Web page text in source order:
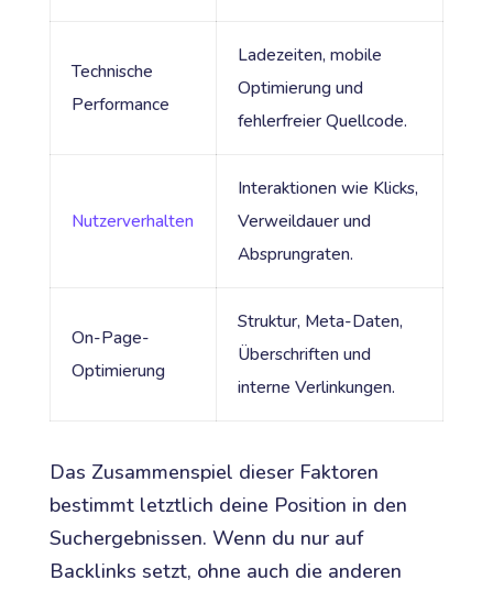
Technische
Performance
Ladezeiten, mobile
Optimierung und
fehlerfreier Quellcode.
Nutzerverhalten
Interaktionen wie Klicks,
Verweildauer und
Absprungraten.
On-Page-
Optimierung
Struktur, Meta-Daten,
Überschriften und
interne Verlinkungen.
Das Zusammenspiel dieser Faktoren
bestimmt letztlich deine Position in den
Suchergebnissen. Wenn du nur auf
Backlinks setzt, ohne auch die anderen